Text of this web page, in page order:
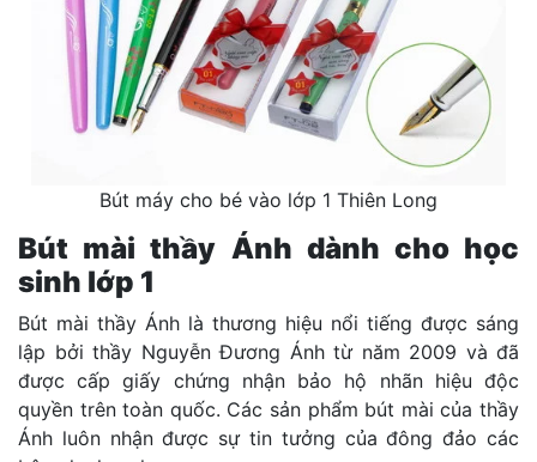
Bút máy cho bé vào lớp 1 Thiên Long
Bút mài thầy Ánh dành cho học
sinh lớp 1
Bút mài thầy Ánh là thương hiệu nổi tiếng được sáng
lập bởi thầy Nguyễn Đương Ánh từ năm 2009 và đã
được cấp giấy chứng nhận bảo hộ nhãn hiệu độc
quyền trên toàn quốc. Các sản phẩm bút mài của thầy
Ánh luôn nhận được sự tin tưởng của đông đảo các